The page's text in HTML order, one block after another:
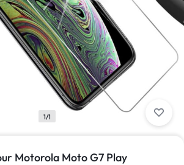
1/1
Motorola Moto G7 Play